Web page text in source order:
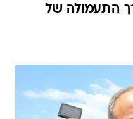
התעמולה של